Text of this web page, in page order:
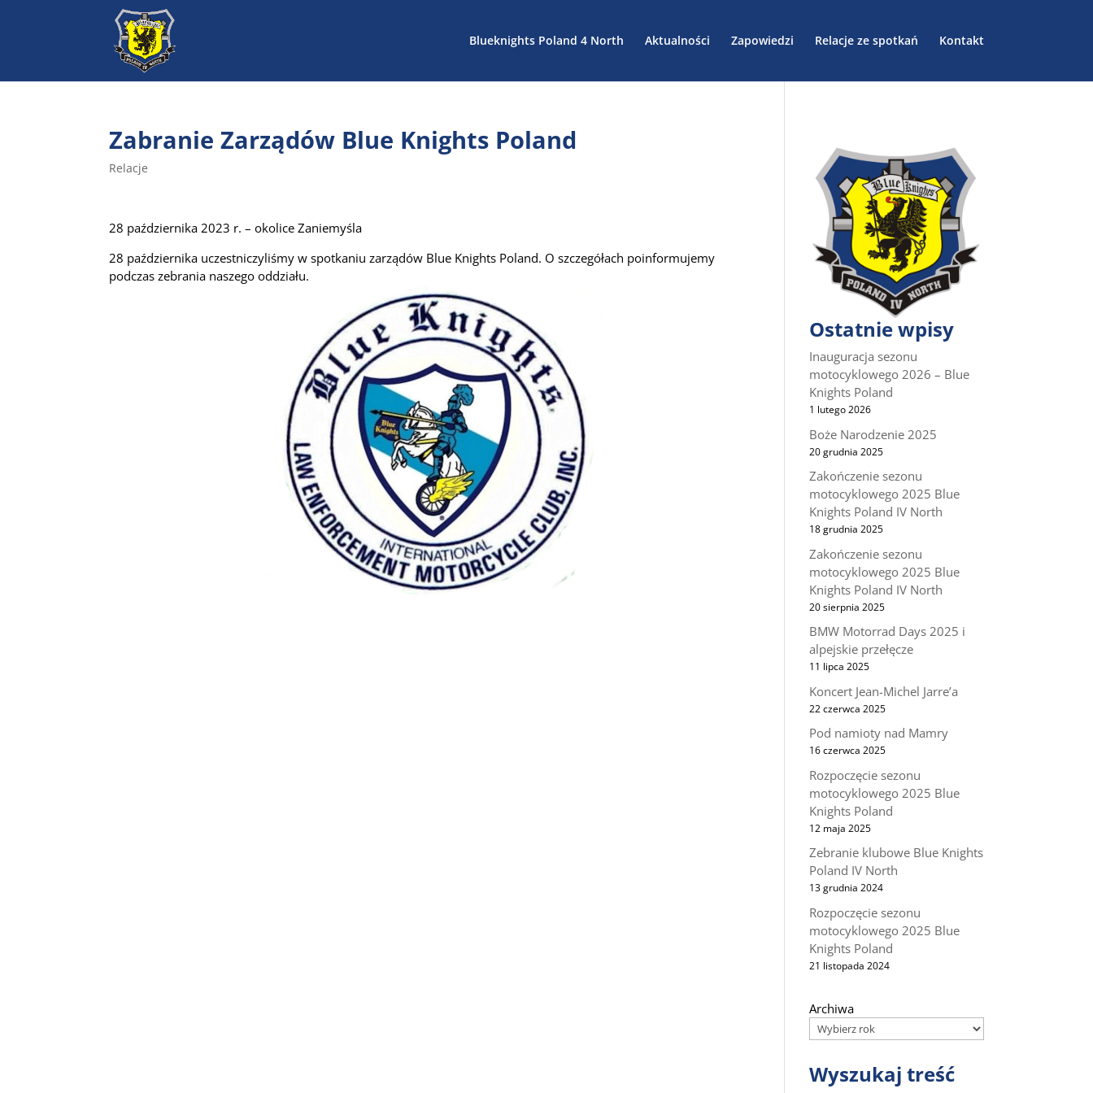
Blueknights Poland 4 North Aktualności Zapowiedzi Relacje ze spotkań Kontakt
Zabranie Zarządów Blue Knights Poland
Relacje
28 października 2023 r. – okolice Zaniemyśla
28 października uczestniczyliśmy w spotkaniu zarządów Blue Knights Poland. O szczegółach poinformujemy
podczas zebrania naszego oddziału.
Ostatnie wpisy
Inauguracja sezonu
motocyklowego 2026 – Blue
Knights Poland
1 lutego 2026
Boże Narodzenie 2025
20 grudnia 2025
Zakończenie sezonu
motocyklowego 2025 Blue
Knights Poland IV North
18 grudnia 2025
Zakończenie sezonu
motocyklowego 2025 Blue
Knights Poland IV North
20 sierpnia 2025
BMW Motorrad Days 2025 i
alpejskie przełęcze
11 lipca 2025
Koncert Jean-Michel Jarre’a
22 czerwca 2025
Pod namioty nad Mamry
16 czerwca 2025
Rozpoczęcie sezonu
motocyklowego 2025 Blue
Knights Poland
12 maja 2025
Zebranie klubowe Blue Knights
Poland IV North
13 grudnia 2024
Rozpoczęcie sezonu
motocyklowego 2025 Blue
Knights Poland
21 listopada 2024
Archiwa
Wyszukaj treść